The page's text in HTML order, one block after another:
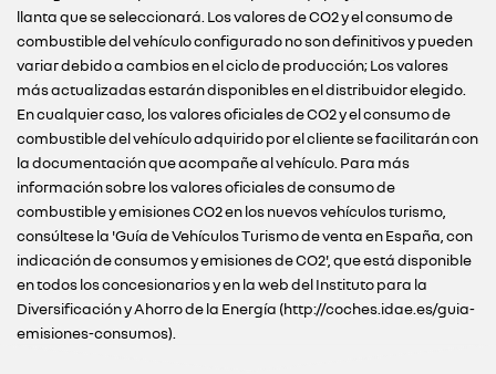
llanta que se seleccionará. Los valores de CO2 y el consumo de
combustible del vehículo configurado no son definitivos y pueden
variar debido a cambios en el ciclo de producción; Los valores
más actualizadas estarán disponibles en el distribuidor elegido.
En cualquier caso, los valores oficiales de CO2 y el consumo de
combustible del vehículo adquirido por el cliente se facilitarán con
la documentación que acompañe al vehículo. Para más
información sobre los valores oficiales de consumo de
combustible y emisiones CO2 en los nuevos vehículos turismo,
consúltese la 'Guía de Vehículos Turismo de venta en España, con
indicación de consumos y emisiones de CO2', que está disponible
en todos los concesionarios y en la web del Instituto para la
Diversificación y Ahorro de la Energía (http://coches.idae.es/guia-
emisiones-consumos).